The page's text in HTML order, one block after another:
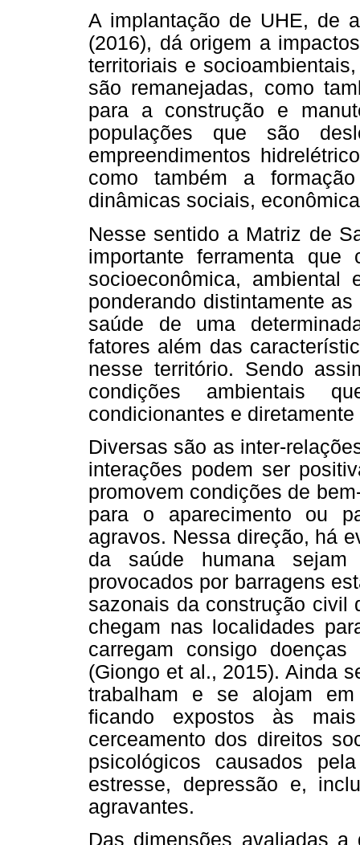
A implantação de UHE, de
(2016), dá origem a
territoriais e
são remanejadas, como
para a construção e
populações que são
empreendimentos
como também a
dinâmicas sociais,
Nesse sentido a Matriz de
importante ferramenta
socioeconômica, ambiental
ponderando distintamente
saúde de uma
fatores além das
nesse território. Sendo
condições ambientais
condicionantes e
Diversas são as inter-
interações podem ser
promovem condições de
para o aparecimento ou
agravos. Nessa direção, há
da saúde humana
provocados por barragens
sazonais da construção civil
chegam nas localidades
carregam consigo
(Giongo et al., 2015). Ainda
trabalham e se alojam
ficando expostos às
cerceamento dos direitos
psicológicos causados
estresse, depressão e,
agravantes.
Das dimensões avaliadas